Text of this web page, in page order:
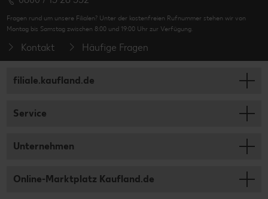
Fragen rund um unsere Filialen? Unter der kostenfreien Rufnummer stehen wir von
Montag bis Samstag zwischen 8:00 und 19:00 Uhr zur Verfügung.
Kontakt Häufige Fragen
filiale.kaufland.de
Service
Unternehmen
Online-Marktplatz Kaufland.de